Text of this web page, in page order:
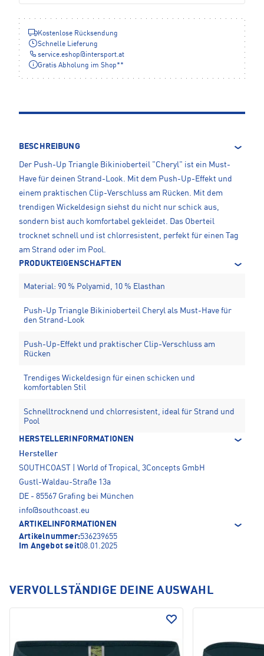
Kostenlose Rücksendung
Schnelle Lieferung
service.eshop@intersport.at
Gratis Abholung im Shop**
BESCHREIBUNG
Der Push-Up Triangle Bikinioberteil "Cheryl" ist ein Must-
Have für deinen Strand-Look. Mit dem Push-Up-Effekt und
einem praktischen Clip-Verschluss am Rücken. Mit dem
trendigen Wickeldesign siehst du nicht nur schick aus,
sondern bist auch komfortabel gekleidet. Das Oberteil
trocknet schnell und ist chlorresistent, perfekt für einen Tag
am Strand oder im Pool.
PRODUKTEIGENSCHAFTEN
Material: 90 % Polyamid, 10 % Elasthan
Push-Up Triangle Bikinioberteil Cheryl als Must-Have für
den Strand-Look
Push-Up-Effekt und praktischer Clip-Verschluss am
Rücken
Trendiges Wickeldesign für einen schicken und
komfortablen Stil
Schnelltrocknend und chlorresistent, ideal für Strand und
Pool
HERSTELLERINFORMATIONEN
Hersteller
SOUTHCOAST | World of Tropical, 3Concepts GmbH
Gustl-Waldau-Straße 13a
DE - 85567 Grafing bei München
info@southcoast.eu
ARTIKELINFORMATIONEN
Artikelnummer:536239655
Im Angebot seit08.01.2025
VERVOLLSTÄNDIGE DEINE AUSWAHL